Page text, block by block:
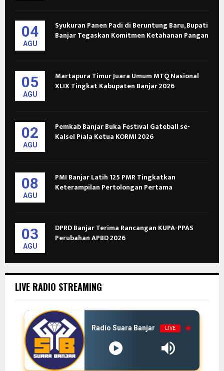
04
AGU
Syukuran Panen Padi di Beruntung Baru, Bupati
Banjar Tegaskan Komitmen Ketahanan Pangan
05
AGU
Martapura Timur Juara Umum MTQ Nasional
XLIX Tingkat Kabupaten Banjar 2026
02
AGU
Pemkab Banjar Buka Festival Gateball se-
Kalsel Piala Ketua KORMI 2026
08
AGU
PMI Banjar Latih 125 PMR Tingkatkan
Keterampilan Pertolongan Pertama
03
AGU
DPRD Banjar Terima Rancangan KUPA-PPAS
Perubahan APBD 2026
LIVE RADIO STREAMING
Radio Suara Banjar LIVE